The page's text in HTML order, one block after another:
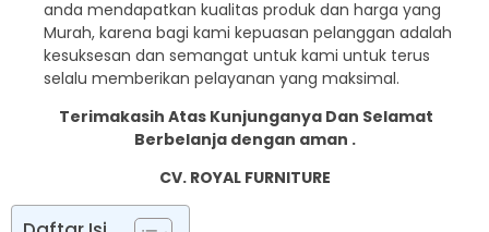
anda mendapatkan kualitas produk dan harga yang
Murah, karena bagi kami kepuasan pelanggan adalah
kesuksesan dan semangat untuk kami untuk terus
selalu memberikan pelayanan yang maksimal.
Terimakasih Atas Kunjunganya Dan Selamat
Berbelanja dengan aman .
CV. ROYAL FURNITURE